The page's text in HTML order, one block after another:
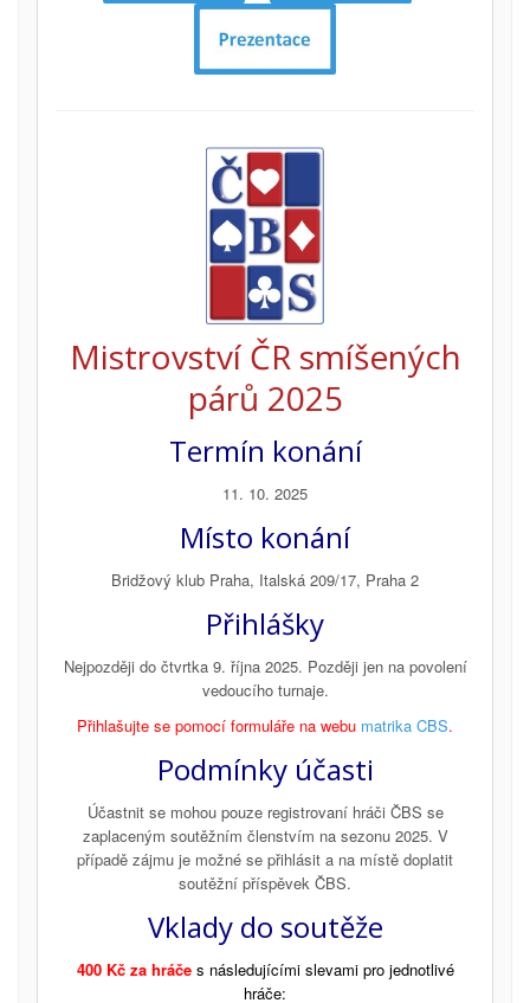
Mistrovství ČR smíšených
párů 2025
Termín konání
11. 10. 2025
Místo konání
Bridžový klub Praha, Italská 209/17, Praha 2
Přihlášky
Nejpozději do čtvrtka 9. října 2025. Později jen na povolení
vedoucího turnaje.
Přihlašujte se pomocí formuláře na webu matrika CBS.
Podmínky účasti
Účastnit se mohou pouze registrovaní hráči ČBS se
zaplaceným soutěžním členstvím na sezonu 2025. V
případě zájmu je možné se přihlásit a na místě doplatit
soutěžní příspěvek ČBS.
Vklady do soutěže
400 Kč za hráče s následujícími slevami pro jednotlivé
hráče: